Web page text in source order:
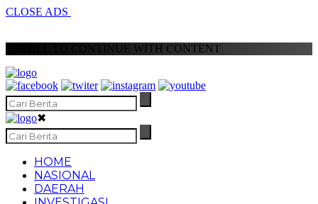
CLOSE ADS
SCROLL TO CONTINUE WITH CONTENT
✖
HOME
NASIONAL
DAERAH